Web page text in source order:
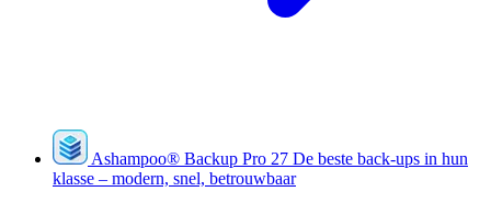
Ashampoo® Backup Pro 27 De beste back-ups in hun
klasse – modern, snel, betrouwbaar